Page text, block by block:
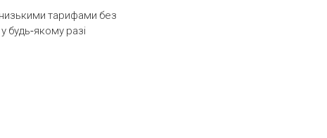
низькими тарифами без
будь-якому разі